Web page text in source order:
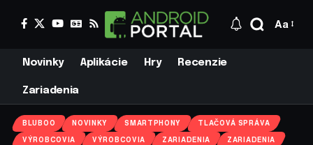
Aa
Novinky Aplikácie Hry Recenzie
Zariadenia
BLUBOO NOVINKY SMARTPHONY TLAČOVÁ SPRÁVA
VÝROBCOVIA VÝROBCOVIA ZARIADENIA ZARIADENIA